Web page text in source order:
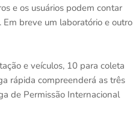
e os usuários podem contar
breve um laboratório e
e veículos, 10 para coleta
rápida compreenderá as três
de Permissão Internacional